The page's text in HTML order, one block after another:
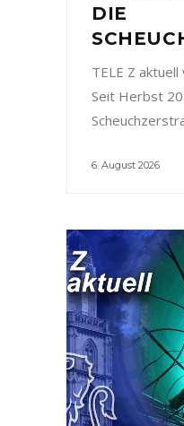
DIE
TELE Z
Seit Herbst
6. August 2026